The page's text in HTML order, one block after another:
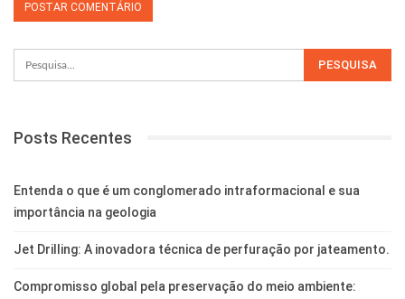
Posts Recentes
Entenda o que é um conglomerado intraformacional e sua
importância na geologia
Jet Drilling: A inovadora técnica de perfuração por jateamento.
Compromisso global pela preservação do meio ambiente: